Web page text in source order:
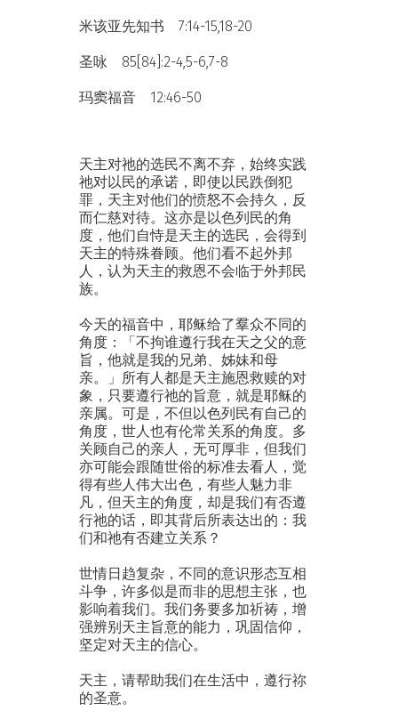
米该亚先知书 7:14-15,18-20
圣咏 85[84]:2-4,5-6,7-8
玛窦福音 12:46-50
天主对祂的选民不离不弃，始终实践
祂对以民的承诺，即使以民跌倒犯
罪，天主对他们的愤怒不会持久，反
而仁慈对待。这亦是以色列民的角
度，他们自恃是天主的选民，会得到
天主的特殊眷顾。他们看不起外邦
人，认为天主的救恩不会临于外邦民
族。
今天的福音中，耶稣给了羣众不同的
角度：「不拘谁遵行我在天之父的意
旨，他就是我的兄弟、姊妹和母
亲。」所有人都是天主施恩救赎的对
象，只要遵行祂的旨意，就是耶稣的
亲属。可是，不但以色列民有自己的
角度，世人也有伦常关系的角度。多
关顾自己的亲人，无可厚非，但我们
亦可能会跟随世俗的标准去看人，觉
得有些人伟大出色，有些人魅力非
凡，但天主的角度，却是我们有否遵
行祂的话，即其背后所表达出的：我
们和祂有否建立关系？
世情日趋复杂，不同的意识形态互相
斗争，许多似是而非的思想主张，也
影响着我们。我们务要多加祈祷，增
强辨别天主旨意的能力，巩固信仰，
坚定对天主的信心。
天主，请帮助我们在生活中，遵行祢
的圣意。